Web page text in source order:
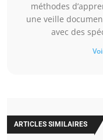
méthodes
une veille
avec des
ARTICLES SIMILAIRES